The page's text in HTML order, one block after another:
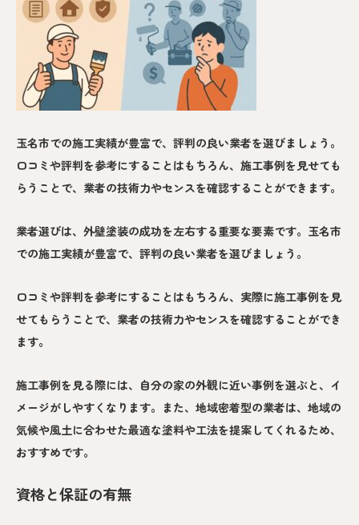
玉名市での施工実績が豊富で、評判の良い業者を選びましょう。
口コミや評判を参考にすることはもちろん、施工事例を見せても
らうことで、業者の技術力やセンスを確認することができます。
業者選びは、外壁塗装の成功を左右する重要な要素です。玉名市
での施工実績が豊富で、評判の良い業者を選びましょう。
口コミや評判を参考にすることはもちろん、実際に施工事例を見
せてもらうことで、業者の技術力やセンスを確認することができ
ます。
施工事例を見る際には、自分の家の外観に近い事例を選ぶと、イ
メージがしやすくなります。また、地域密着型の業者は、地域の
気候や風土に合わせた最適な塗料や工法を提案してくれるため、
おすすめです。
資格と保証の有無